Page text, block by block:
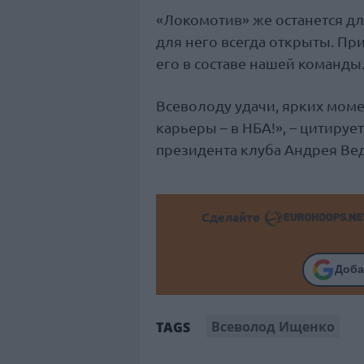
«Локомотив» же останется
для него всегда открыты.
его в составе нашей команды.
Всеволоду удачи, ярких
карьеры – в НБА!», –
президента клуба Андрея
Сделайте
TAGS Всеволод Ищенко